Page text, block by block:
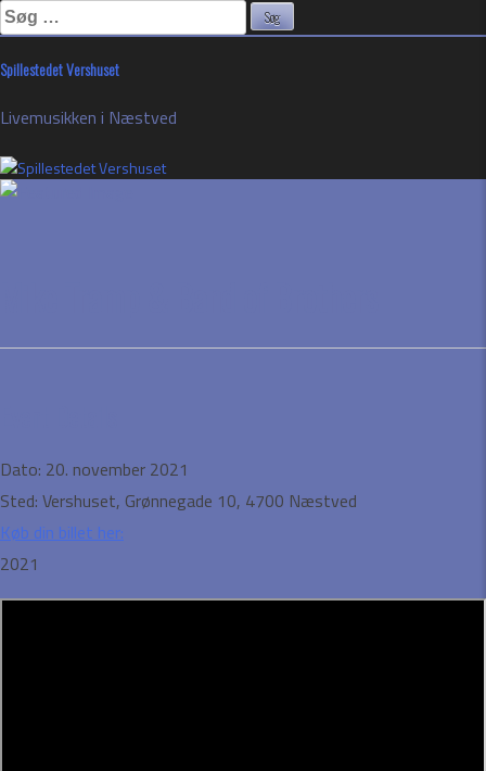
Søg
efter:
to
Spillestedet Vershuset
Livemusikken i Næstved
Dato: 20. november 2021
Sted: Vershuset, Grønnegade 10, 4700 Næstved
Køb din billet her:
2021